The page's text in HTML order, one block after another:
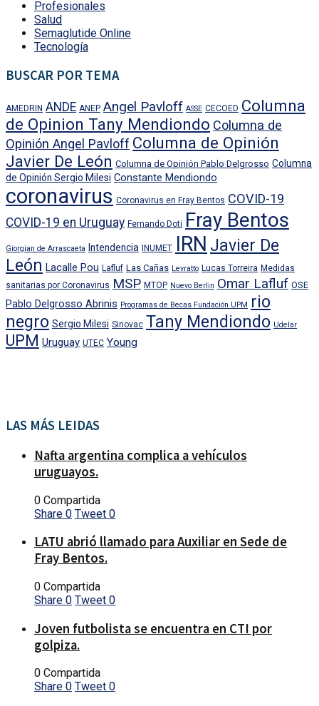
Profesionales
Salud
Semaglutide Online
Tecnología
BUSCAR POR TEMA
AMEDRIN ANDE ANEP Angel Pavloff ASSE CECOED Columna
de Opinion Tany Mendiondo Columna de
Opinión Angel Pavloff Columna de Opinión
Javier De León Columna de Opinión Pablo Delgrosso Columna
de Opinión Sergio Milesi Constante Mendiondo
coronavirus Coronavirus en Fray Bentos COVID-19
COVID-19 en Uruguay Fernando Doti Fray Bentos
Giorgian de Arrascaeta Intendencia INUMET IRN Javier De
León Lacalle Pou Lafluf Las Cañas Levratto Lucas Torreira Medidas
sanitarias por Coronavirus MSP MTOP Nuevo Berlin Omar Lafluf OSE
Pablo Delgrosso Abrinis Programas de Becas Fundación UPM
rio
negro Sergio Milesi Sinovac Tany Mendiondo Udelar
UPM Uruguay UTEC Young
LAS MÁS LEIDAS
Nafta argentina complica a vehículos
uruguayos.
0 Compartida
Share 0 Tweet 0
LATU abrió llamado para Auxiliar en Sede de
Fray Bentos.
0 Compartida
Share 0 Tweet 0
Joven futbolista se encuentra en CTI por
golpiza.
0 Compartida
Share 0 Tweet 0